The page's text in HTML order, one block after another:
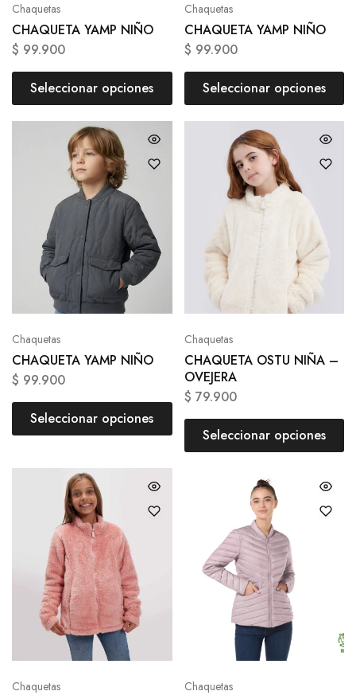
Chaquetas
CHAQUETA YAMP NIÑO
$ 99.900
Seleccionar opciones
Chaquetas
CHAQUETA YAMP NIÑO
$ 99.900
Seleccionar opciones
Chaquetas
CHAQUETA YAMP NIÑO
$ 99.900
Seleccionar opciones
Chaquetas
CHAQUETA OSTU NIÑA –
OVEJERA
$ 79.900
Seleccionar opciones
Chaquetas Chaquetas